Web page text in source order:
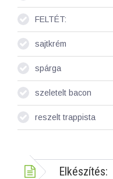
FELTÉT:
sajtkrém
spárga
szeletelt bacon
reszelt trappista
Elkészítés: